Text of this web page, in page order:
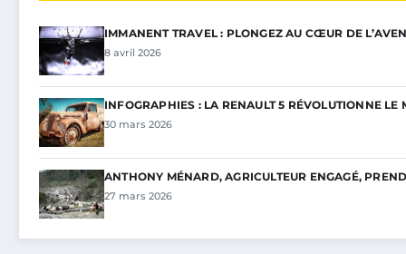
IMMANENT TRAVEL : PLONGEZ AU CŒUR DE
8 avril 2026
INFOGRAPHIES : LA RENAULT 5 RÉVOLUTIONNE LE
30 mars 2026
ANTHONY MÉNARD, AGRICULTEUR ENGAGÉ,
27 mars 2026